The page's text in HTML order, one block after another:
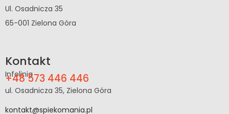
Ul. Osadnicza 35
65-001 Zielona Góra
Kontakt
Infolinia
+48 573 446 446
ul. Osadnicza 35, Zielona Góra
kontakt@spiekomania.pl